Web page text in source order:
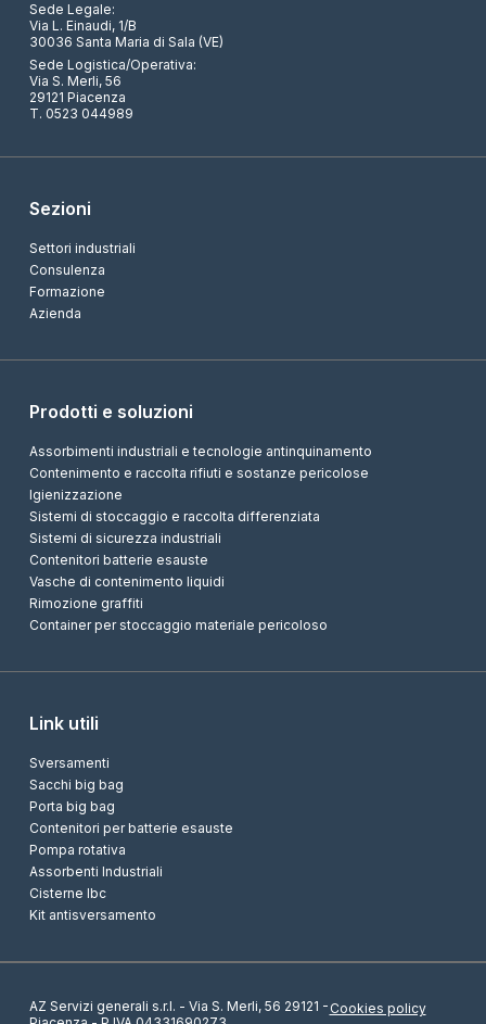
Sede Legale:
Via L. Einaudi, 1/B
30036 Santa Maria di Sala (VE)
Sede Logistica/Operativa:
Via S. Merli, 56
29121 Piacenza
T. 0523 044989
Sezioni
Settori industriali
Consulenza
Formazione
Azienda
Prodotti e soluzioni
Assorbimenti industriali e tecnologie antinquinamento
Contenimento e raccolta rifiuti e sostanze pericolose
Igienizzazione
Sistemi di stoccaggio e raccolta differenziata
Sistemi di sicurezza industriali
Contenitori batterie esauste
Vasche di contenimento liquidi
Rimozione graffiti
Container per stoccaggio materiale pericoloso
Link utili
Sversamenti
Sacchi big bag
Porta big bag
Contenitori per batterie esauste
Pompa rotativa
Assorbenti Industriali
Cisterne Ibc
Kit antisversamento
AZ Servizi generali s.r.l. - Via S. Merli, 56 29121 - Cookies policy